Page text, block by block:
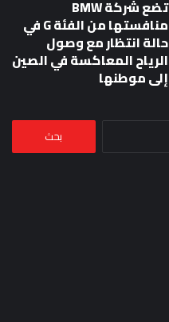
تضع شركة BMW
منافستها من الفئة G في
حالة انتظار مع وصول
الرياح المعاكسة في الصين
إلى موطنها
البحث